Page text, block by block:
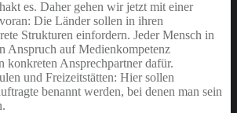
es. Daher gehen wir jetzt mit einer
Die Länder sollen in ihren
Strukturen einfordern. Jeder Mensch in
Anspruch auf Medienkompetenz
konkreten Ansprechpartner dafür.
und Freizeitstätten: Hier sollen
benannt werden, bei denen man sein